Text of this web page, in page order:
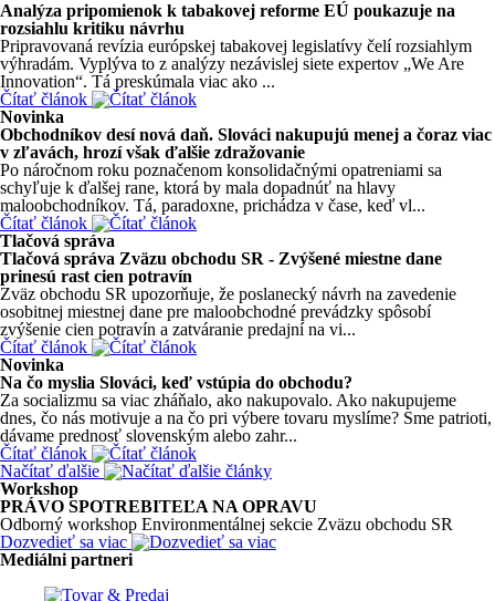
Analýza pripomienok k tabakovej reforme EÚ poukazuje na
rozsiahlu kritiku návrhu
Pripravovaná revízia európskej tabakovej legislatívy čelí rozsiahlym
výhradám. Vyplýva to z analýzy nezávislej siete expertov „We Are
Innovation“. Tá preskúmala viac ako ...
Čítať článok
Novinka
Obchodníkov desí nová daň. Slováci nakupujú menej a čoraz viac
v zľavách, hrozí však ďalšie zdražovanie
Po náročnom roku poznačenom konsolidačnými opatreniami sa
schyľuje k ďalšej rane, ktorá by mala dopadnúť na hlavy
maloobchodníkov. Tá, paradoxne, prichádza v čase, keď vl...
Čítať článok
Tlačová správa
Tlačová správa Zväzu obchodu SR - Zvýšené miestne dane
prinesú rast cien potravín
Zväz obchodu SR upozorňuje, že poslanecký návrh na zavedenie
osobitnej miestnej dane pre maloobchodné prevádzky spôsobí
zvýšenie cien potravín a zatváranie predajní na vi...
Čítať článok
Novinka
Na čo myslia Slováci, keď vstúpia do obchodu?
Za socializmu sa viac zháňalo, ako nakupovalo. Ako nakupujeme
dnes, čo nás motivuje a na čo pri výbere tovaru myslíme? Sme patrioti,
dávame prednosť slovenským alebo zahr...
Čítať článok
Načítať ďalšie
Workshop
PRÁVO SPOTREBITEĽA NA OPRAVU
Odborný workshop Environmentálnej sekcie Zväzu obchodu SR
Dozvedieť sa viac
Mediálni partneri